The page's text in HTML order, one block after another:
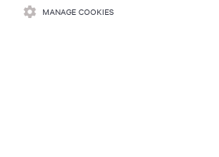
MANAGE COOKIES